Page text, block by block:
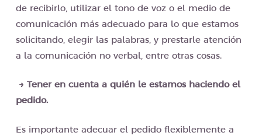
de recibirlo, utilizar el tono de voz o el medio de
comunicación más adecuado para lo que estamos
solicitando, elegir las palabras, y prestarle atención
a la comunicación no verbal, entre otras cosas.
→ Tener en cuenta a quién le estamos haciendo el
pedido.
Es importante adecuar el pedido flexiblemente a